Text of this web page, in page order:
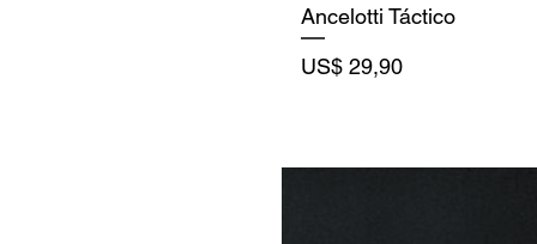
Ancelotti Táctico
Precio
US$ 29,90